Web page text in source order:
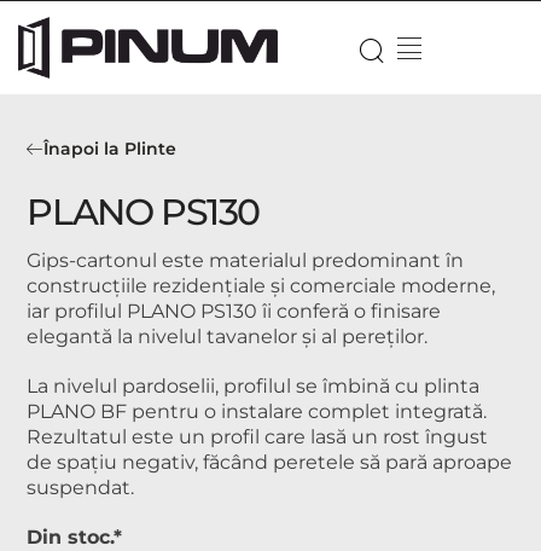
Înapoi la Plinte
PLANO PS130
Gips-cartonul este materialul predominant în
construcțiile rezidențiale și comerciale moderne,
iar profilul PLANO PS130 îi conferă o finisare
elegantă la nivelul tavanelor și al pereților.
La nivelul pardoselii, profilul se îmbină cu plinta
PLANO BF pentru o instalare complet integrată.
Rezultatul este un profil care lasă un rost îngust
de spațiu negativ, făcând peretele să pară aproape
suspendat.
Din stoc.*